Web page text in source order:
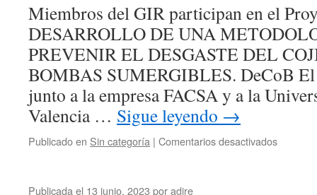
Miembros del GIR participan en el
DESARROLLO DE UNA
PREVENIR EL DESGASTE DEL
BOMBAS SUMERGIBLES. DeCoB El
junto a la empresa FACSA y a la
Valencia … Sigue leyendo →
Publicado en Sin categoría | Comentarios desactivadosen
Publicada el 13 junio, 2023 poradire